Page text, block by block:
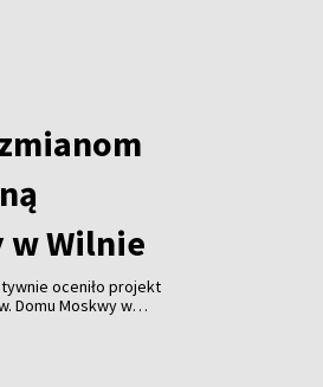
w Wilnie
oceniło projekt
Domu Moskwy w